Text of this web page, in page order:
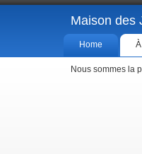
Maison des
Home
Nous sommes la